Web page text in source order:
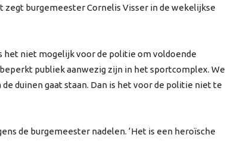
burgemeester Cornelis Visser in de wekelijkse
het niet mogelijk voor de politie om voldoende
publiek aanwezig zijn in het sportcomplex. We
duinen gaat staan. Dan is het voor de politie niet te
de burgemeester nadelen. ‘Het is een heroïsche